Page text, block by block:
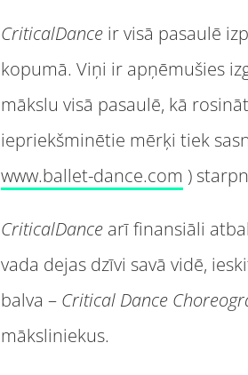
CriticalDance ir visā pasaulē
kopumā. Viņi ir apņēmušies
mākslu visā pasaulē, kā
iepriekšminētie mērķi tiek
www.ballet-dance.com )
CriticalDance arī finansiāli
vada dejas dzīvi savā vidē,
balva – Critical Dance
māksliniekus.